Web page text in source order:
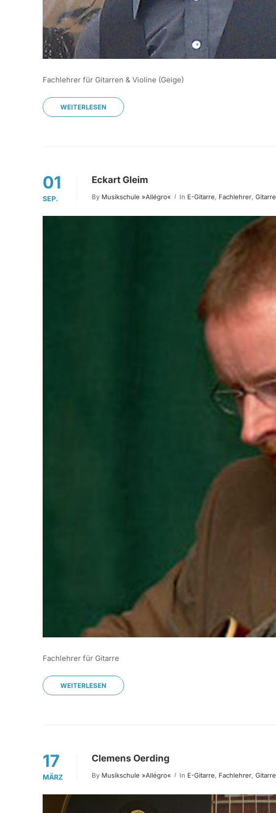
Fachlehrer für Gitarren & Violine (Geige)
WEITERLESEN
01
SEP.
Eckart Gleim
By Musikschule »allégro« In E-Gitarre, Fachlehrer, Gitarre
Fachlehrer für Gitarre
WEITERLESEN
17
MÄRZ
Clemens Oerding
By Musikschule »allégro« In E-Gitarre, Fachlehrer, Gitarre